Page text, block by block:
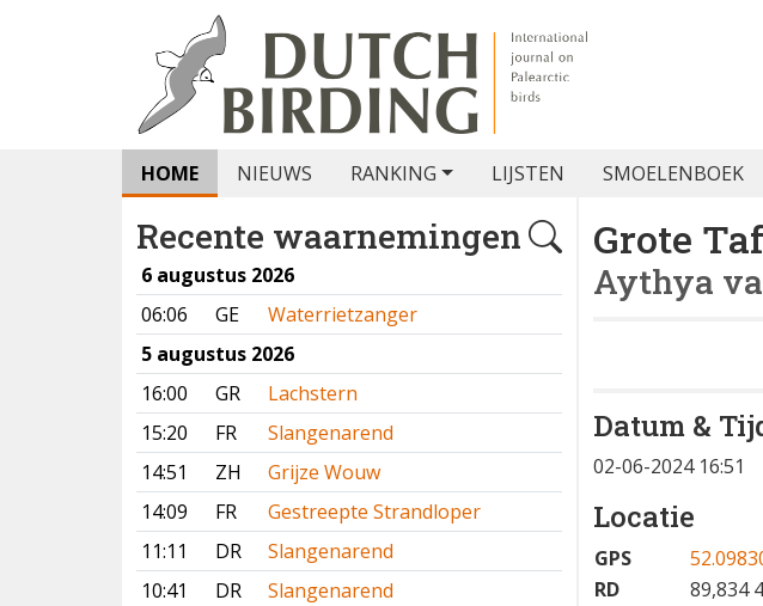
HOME NIEUWS RANKING LIJSTEN SMOELENBOEK
Recente waarnemingen
6 augustus 2026
06:06
GE
Waterrietzanger
5 augustus 2026
16:00
GR
Lachstern
15:20
FR
Slangenarend
14:51
ZH
Grijze Wouw
14:09
FR
Gestreepte Strandloper
11:11
DR
Slangenarend
10:41
DR
Slangenarend
Grote
Aythya
Datum &
02-06-2024 16:51
Locatie
GPS
RD
89,834